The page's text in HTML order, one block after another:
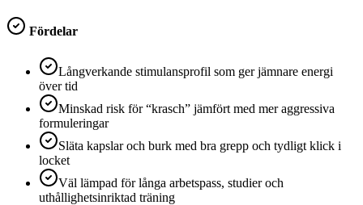
Fördelar
Långverkande stimulansprofil som ger jämnare energi
över tid
Minskad risk för “krasch” jämfört med mer aggressiva
formuleringar
Släta kapslar och burk med bra grepp och tydligt klick i
locket
Väl lämpad för långa arbetspass, studier och
uthållighetsinriktad träning